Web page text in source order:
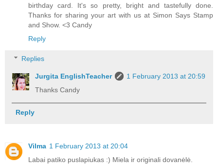
birthday card. It's so pretty, bright and tastefully done.
Thanks for sharing your art with us at Simon Says Stamp
and Show. <3 Candy
Reply
Replies
Jurgita EnglishTeacher
1 February 2013 at 20:59
Thanks Candy
Reply
Vilma 1 February 2013 at 20:04
Labai patiko puslapiukas :) Miela ir originali dovanėlė.